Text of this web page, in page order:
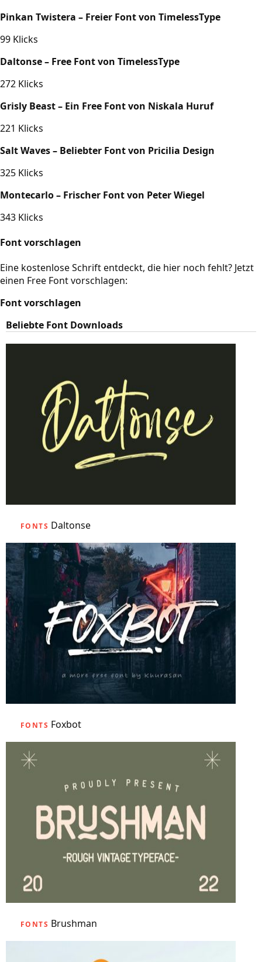
Pinkan Twistera – Freier Font von TimelessType
99 Klicks
Daltonse – Free Font von TimelessType
272 Klicks
Grisly Beast – Ein Free Font von Niskala Huruf
221 Klicks
Salt Waves – Beliebter Font von Pricilia Design
325 Klicks
Montecarlo – Frischer Font von Peter Wiegel
343 Klicks
Font vorschlagen
Eine kostenlose Schrift entdeckt, die hier noch fehlt? Jetzt
einen Free Font vorschlagen:
Font vorschlagen
Beliebte Font Downloads
FONTS Daltonse
FONTS Foxbot
FONTS Brushman